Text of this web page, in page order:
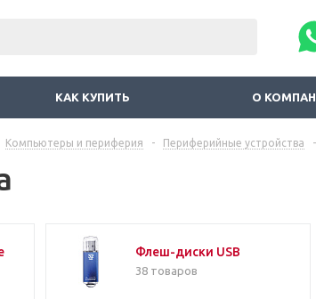
КАК КУПИТЬ О
Компьютеры и периферия - Периферийные устройства -
Флеш-диски USB
38 товаров